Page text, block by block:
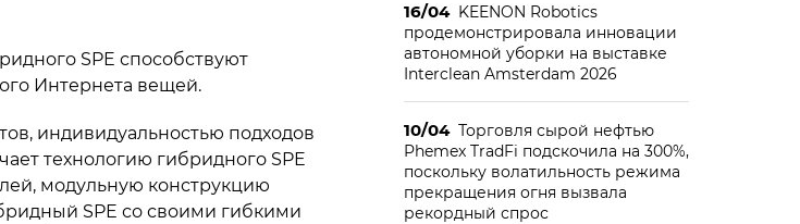
SPE способствуют
Интернета вещей.
индивидуальностью подходов
технологию гибридного SPE
модульную конструкцию
SPE со своими гибкими
16/04 KEENON Robotics
продемонстрировала инновации
автономной уборки на выставке
Interclean Amsterdam 2026
10/04 Торговля сырой нефтью
Phemex TradFi подскочила на 300%,
поскольку волатильность режима
прекращения огня вызвала
рекордный спрос